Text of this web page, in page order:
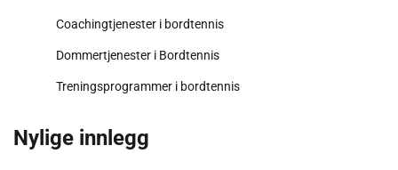
Coachingtjenester i bordtennis
Dommertjenester i Bordtennis
Treningsprogrammer i bordtennis
Nylige innlegg